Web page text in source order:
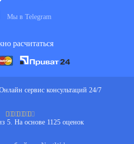
виды юридических
хозяйственной деятельности
проблемными ситуациями. Они
по-настоящему сложными. Обычно
популярностью среди
услуги:
правовых консультаций –
сервис консультаций 24/7
5. На основе 1125 оценок
Мы в Telegram
расчитаться